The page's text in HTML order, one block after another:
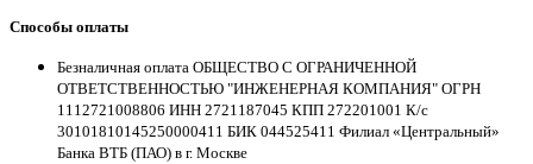
Способы оплаты
Безналичная оплата ОБЩЕСТВО С ОГРАНИЧЕННОЙ
ОТВЕТСТВЕННОСТЬЮ "ИНЖЕНЕРНАЯ КОМПАНИЯ" ОГРН
1112721008806 ИНН 2721187045 КПП 272201001 К/с
30101810145250000411 БИК 044525411 Филиал «Центральный»
Банка ВТБ (ПАО) в г. Москве